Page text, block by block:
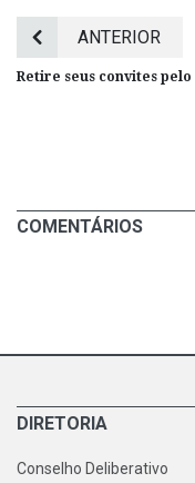
ANTERIOR
Retire seus convites pelo
COMENTÁRIOS
DIRETORIA
Conselho Deliberativo